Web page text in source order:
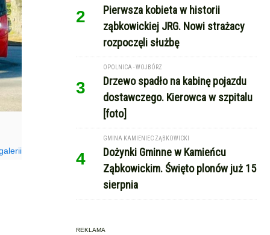
2
Pierwsza kobieta w historii
ząbkowickiej JRG. Nowi strażacy
rozpoczęli służbę
3
OPOLNICA - WOJBÓRZ
Drzewo spadło na kabinę pojazdu
dostawczego. Kierowca w szpitalu
[foto]
4
GMINA KAMIENIEC ZĄBKOWICKI
Dożynki Gminne w Kamieńcu
Ząbkowickim. Święto plonów już 15
sierpnia
REKLAMA